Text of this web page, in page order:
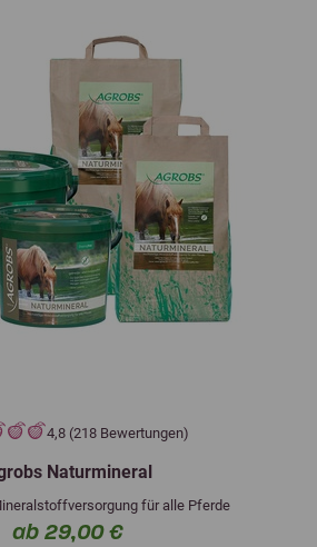
4,8 (218 Bewertungen)
Naturmineral
für alle Pferde
ab 29,00 €